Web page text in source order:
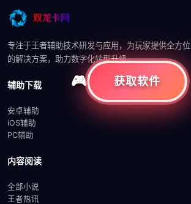
专注于王者辅助技术研发与应用，为玩家提供全方位
的解决方案，助力数字化转型升级。
辅助下载
安卓辅助
iOS辅助
PC辅助
内容阅读
全部小说
王者热讯
获取软件